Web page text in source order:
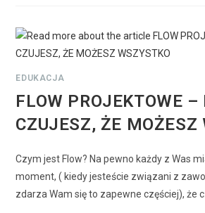
EDUKACJA
FLOW PROJEKTOWE –
CZUJESZ, ŻE MOŻESZ
Czym jest Flow? Na pewno każdy z Was
moment, ( kiedy jesteście związani z
zdarza Wam się to zapewne częściej), że